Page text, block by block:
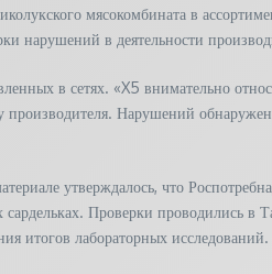
мясокомбината в
нарушений в деятельности
в сетях. «X5 внимательно
Нарушений
утверждалось, что
Проверки проводились в
итогов лабораторных исследований.